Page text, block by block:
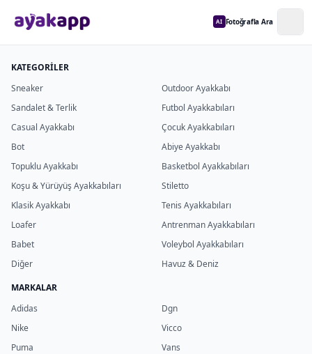
AI Fotoğrafla Ara
KATEGORİLER
Sneaker
Sandalet & Terlik
Casual Ayakkabı
Bot
Topuklu Ayakkabı
Koşu & Yürüyüş Ayakkabıları
Klasik Ayakkabı
Loafer
Babet
Diğer
Outdoor Ayakkabı
Futbol Ayakkabıları
Çocuk Ayakkabıları
Abiye Ayakkabı
Basketbol Ayakkabıları
Stiletto
Tenis Ayakkabıları
Antrenman Ayakkabıları
Voleybol Ayakkabıları
Havuz & Deniz
MARKALAR
Adidas
Nike
Puma
Dgn
Vicco
Vans